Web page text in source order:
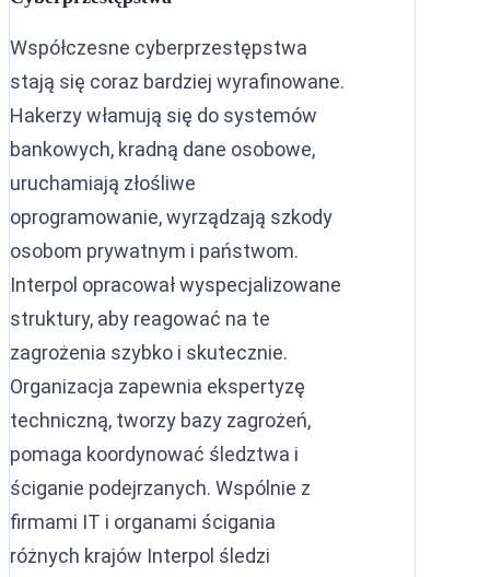
Współczesne cyberprzestępstwa
stają się coraz bardziej wyrafinowane.
Hakerzy włamują się do systemów
bankowych, kradną dane osobowe,
uruchamiają złośliwe
oprogramowanie, wyrządzają szkody
osobom prywatnym i państwom.
Interpol opracował wyspecjalizowane
struktury, aby reagować na te
zagrożenia szybko i skutecznie.
Organizacja zapewnia ekspertyzę
techniczną, tworzy bazy zagrożeń,
pomaga koordynować śledztwa i
ściganie podejrzanych. Wspólnie z
firmami IT i organami ścigania
różnych krajów Interpol śledzi